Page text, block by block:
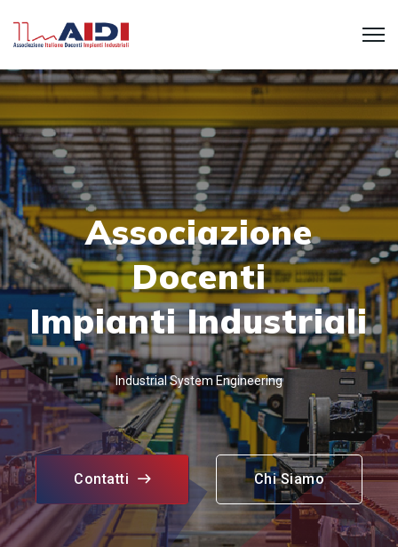
Associazione
Docenti
Impianti Industriali
Industrial System Engineering
Contatti Chi Siamo